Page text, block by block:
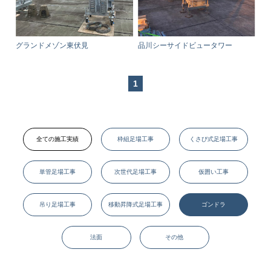
グランドメゾン東伏見 品川シーサイドビュータワー
1
全ての施工実績 枠組足場工事 くさび式足場工事
単管足場工事 次世代足場工事 仮囲い工事
吊り足場工事 移動昇降式足場工事 ゴンドラ
法面 その他